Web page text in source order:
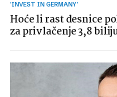
'INVEST IN GERMANY'
Hoće li rast desnice
za privlačenje 3,8